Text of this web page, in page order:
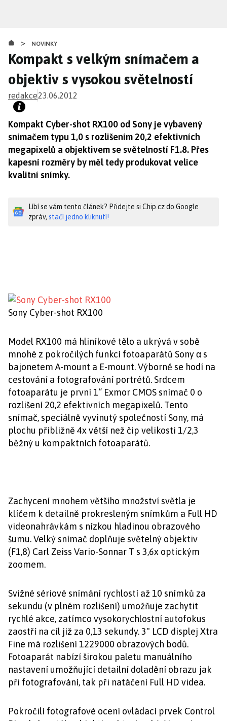
obsahu
> NOVINKY
Kompakt s velkým snímačem a
objektiv s vysokou světelností
redakce23.06.2012
Kompakt Cyber-shot RX100 od Sony je vybavený
snímačem typu 1,0 s rozlišením 20,2 efektivních
megapixelů a objektivem se světelností F1.8. Přes
kapesní rozměry by měl tedy produkovat velice
kvalitní snímky.
Líbí se vám tento článek? Přidejte si Chip.cz do Google
zpráv, stačí jedno kliknutí!
Sony Cyber-shot RX100
Model RX100 má hliníkové tělo a ukrývá v sobě
mnohé z pokročilých funkcí fotoaparátů Sony α s
bajonetem A-mount a E-mount. Výborně se hodí na
cestování a fotografování portrétů. Srdcem
fotoaparátu je první 1“ Exmor CMOS snímač 0 o
rozlišení 20,2 efektivních megapixelů. Tento
snímač, speciálně vyvinutý společností Sony, má
plochu přibližně 4x větší než čip velikosti 1/2,3
běžný u kompaktních fotoaparátů.
Zachycení mnohem většího množství světla je
klíčem k detailně prokresleným snímkům a Full HD
videonahrávkám s nízkou hladinou obrazového
šumu. Velký snímač doplňuje světelný objektiv
(F1,8) Carl Zeiss Vario-Sonnar T s 3,6x optickým
zoomem.
Svižné sériové snímání rychlostí až 10 snímků za
sekundu (v plném rozlišení) umožňuje zachytit
rychlé akce, zatímco vysokorychlostní autofokus
zaostří na cíl již za 0,13 sekundy. 3" LCD displej Xtra
Fine má rozlišení 1229000 obrazových bodů.
Fotoaparát nabízí širokou paletu manuálního
nastavení umožňující detailní doladění obrazu jak
při fotografování, tak při natáčení Full HD videa.
Pokročilí fotografové ocení ovládací prvek Control